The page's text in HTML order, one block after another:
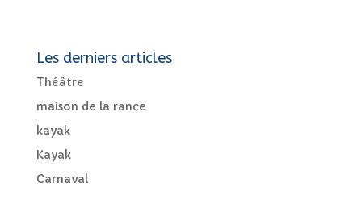
Les derniers articles
Théâtre
maison de la rance
kayak
Kayak
Carnaval